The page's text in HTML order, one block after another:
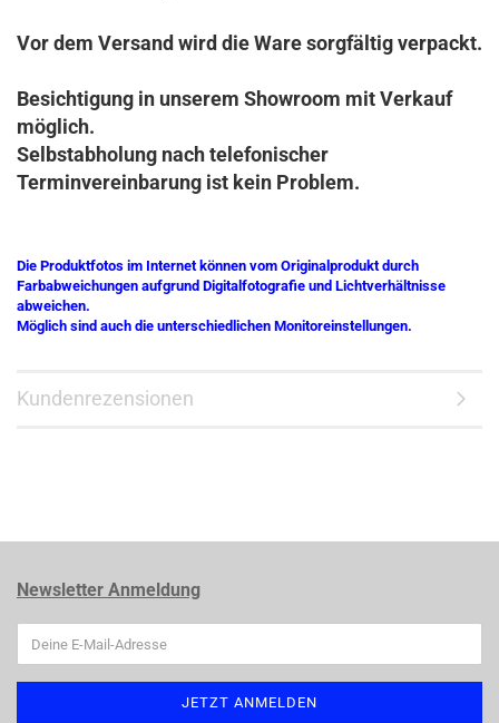
Vor dem Versand wird die Ware sorgfältig verpackt.
Besichtigung in unserem Showroom mit Verkauf
möglich.
Selbstabholung nach telefonischer
Terminvereinbarung ist kein Problem.
Die Produktfotos im Internet können vom Originalprodukt durch
Farbabweichungen aufgrund Digitalfotografie und Lichtverhältnisse
abweichen.
Möglich sind auch die unterschiedlichen Monitoreinstellungen.
Kundenrezensionen
Newsletter Anmeldung